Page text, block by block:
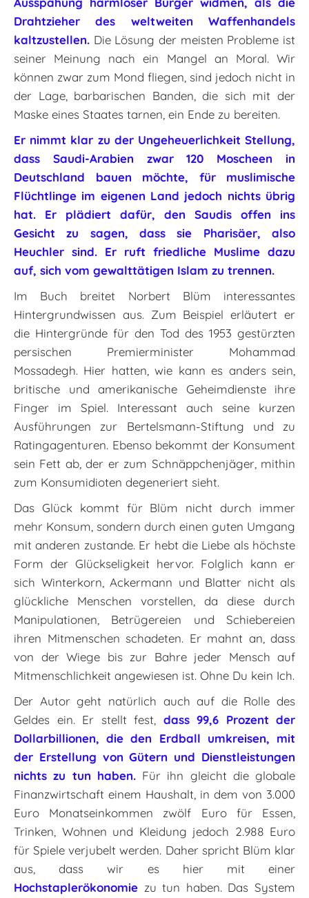
Drahtzieher des weltweiten Waffenhandels
kaltzustellen. Die Lösung der meisten Probleme ist
seiner Meinung nach ein Mangel an Moral. Wir
können zwar zum Mond fliegen, sind jedoch nicht in
der Lage, barbarischen Banden, die sich mit der
Maske eines Staates tarnen, ein Ende zu bereiten.
Er nimmt klar zu der Ungeheuerlichkeit Stellung,
dass Saudi-Arabien zwar 120 Moscheen in
Deutschland bauen möchte, für muslimische
Flüchtlinge im eigenen Land jedoch nichts übrig
hat. Er plädiert dafür, den Saudis offen ins
Gesicht zu sagen, dass sie Pharisäer, also
Heuchler sind. Er ruft friedliche Muslime dazu
auf, sich vom gewalttätigen Islam zu trennen.
Im Buch breitet Norbert Blüm interessantes
Hintergrundwissen aus. Zum Beispiel erläutert er
die Hintergründe für den Tod des 1953 gestürzten
persischen Premierminister Mohammad
Mossadegh. Hier hatten, wie kann es anders sein,
britische und amerikanische Geheimdienste ihre
Finger im Spiel. Interessant auch seine kurzen
Ausführungen zur Bertelsmann-Stiftung und zu
Ratingagenturen. Ebenso bekommt der Konsument
sein Fett ab, der er zum Schnäppchenjäger, mithin
zum Konsumidioten degeneriert sieht.
Das Glück kommt für Blüm nicht durch immer
mehr Konsum, sondern durch einen guten Umgang
mit anderen zustande. Er hebt die Liebe als höchste
Form der Glückseligkeit hervor. Folglich kann er
sich Winterkorn, Ackermann und Blatter nicht als
glückliche Menschen vorstellen, da diese durch
Manipulationen, Betrügereien und Schiebereien
ihren Mitmenschen schadeten. Er mahnt an, dass
von der Wiege bis zur Bahre jeder Mensch auf
Mitmenschlichkeit angewiesen ist. Ohne Du kein Ich.
Der Autor geht natürlich auch auf die Rolle des
Geldes ein. Er stellt fest, dass 99,6 Prozent der
Dollarbillionen, die den Erdball umkreisen, mit
der Erstellung von Gütern und Dienstleistungen
nichts zu tun haben.Für ihn gleicht die globale
Finanzwirtschaft einem Haushalt, in dem von 3.000
Euro Monatseinkommen zwölf Euro für Essen,
Trinken, Wohnen und Kleidung jedoch 2.988 Euro
für Spiele verjubelt werden. Daher spricht Blüm klar
aus, dass wir es hier mit einer
Hochstaplerökonomie zu tun haben. Das System